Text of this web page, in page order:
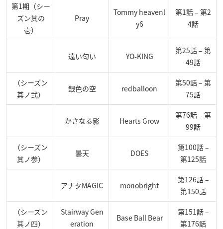
第1期（シー
ズン其の
壱）
Pray
Tommy heavenl
y6
第1話 – 第2
4話
遠い匂い YO-KING
第25話 – 第
49話
（シーズン
其ノ弐）
銀色の空 redballoon
第50話 – 第
75話
かさなる影 Hearts Grow
第76話 – 第
99話
（シーズン
其ノ参）
曇天 DOES
第100話 –
第125話
アナタMAGIC monobright
第126話 –
第150話
（シーズン
其ノ四）
Stairway Gen
eration
Base Ball Bear
第151話 –
第176話